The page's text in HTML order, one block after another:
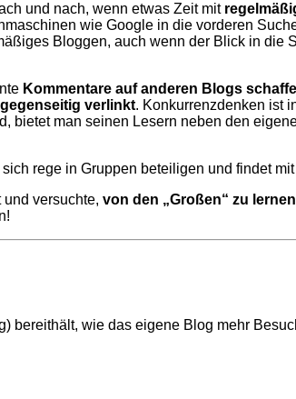
und nach, wenn etwas Zeit mit
wie Google in die vorderen
Bloggen, auch wenn der Blick in die
Kommentare auf anderen Blogs
verlinkt. Konkurrenzdenken ist
man seinen Lesern neben den
rege in Gruppen beteiligen und findet
versuchte, von den „Großen“ zu lernen
bereithält, wie das eigene Blog mehr